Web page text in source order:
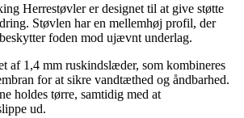
Herrestøvler er designet til at give støtte
Støvlen har en mellemhøj profil, der
foden mod ujævnt underlag.
af 1,4 mm ruskindslæder, som kombineres
for at sikre vandtæthed og åndbarhed.
holdes tørre, samtidig med at
ud.